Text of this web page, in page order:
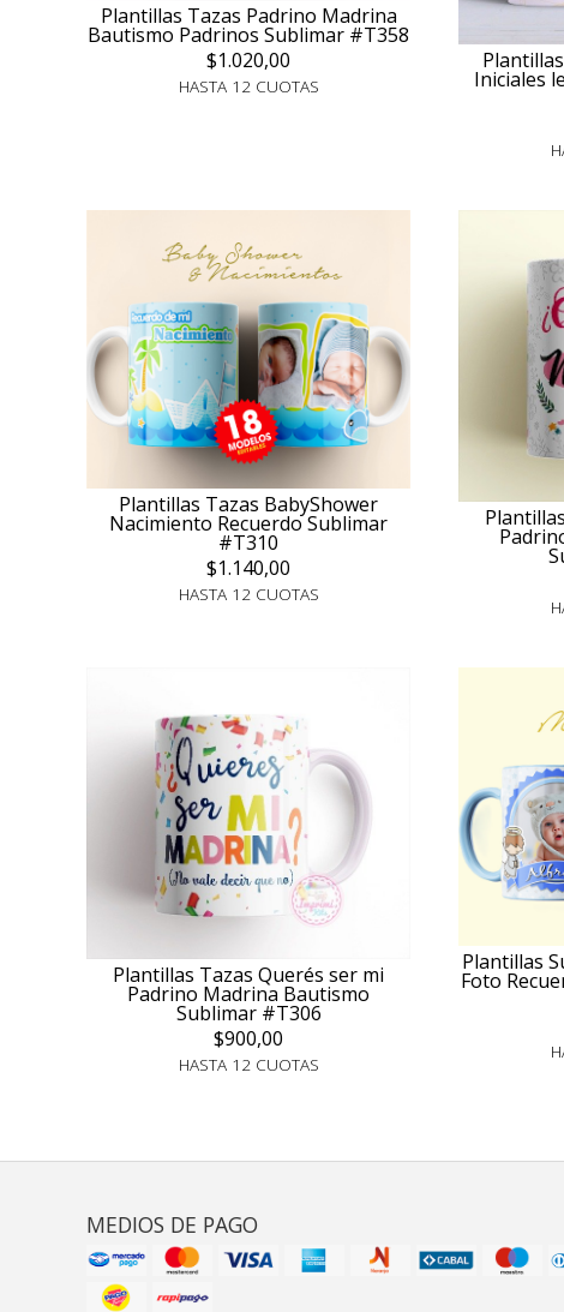
Plantillas Tazas Padrino Madrina
Bautismo Padrinos Sublimar #T358
$1.020,00
HASTA 12 CUOTAS Iniciales
Plantillas Tazas BabyShower
Nacimiento Recuerdo Sublimar
#T310
$1.140,00
HASTA 12 CUOTAS
Plantillas Tazas Querés ser mi
Padrino Madrina Bautismo
Sublimar #T306
$900,00
HASTA 12 CUOTAS
Plantillas
Foto
MEDIOS DE PAGO